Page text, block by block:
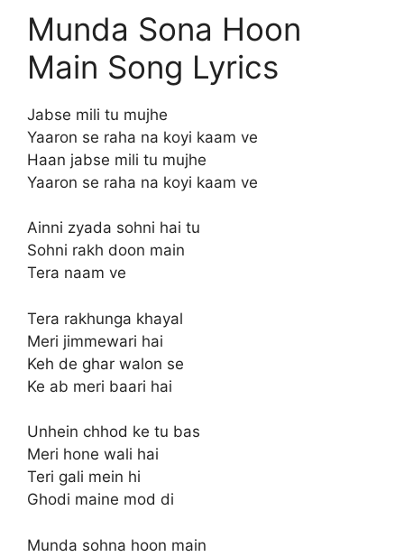
Munda Sona Hoon
Main Song Lyrics
Jabse mili tu mujhe
Yaaron se raha na koyi kaam ve
Haan jabse mili tu mujhe
Yaaron se raha na koyi kaam ve
Ainni zyada sohni hai tu
Sohni rakh doon main
Tera naam ve
Tera rakhunga khayal
Meri jimmewari hai
Keh de ghar walon se
Ke ab meri baari hai
Unhein chhod ke tu bas
Meri hone wali hai
Teri gali mein hi
Ghodi maine mod di
Munda sohna hoon main